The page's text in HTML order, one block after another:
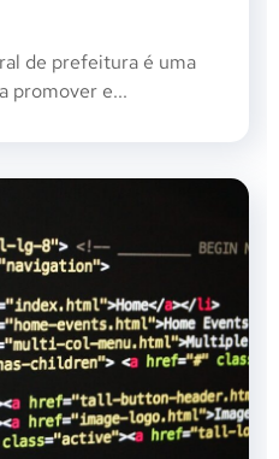
de prefeitura é uma
promover e...